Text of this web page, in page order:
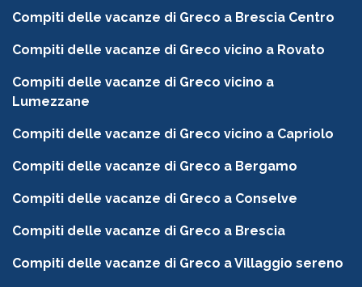
Compiti delle vacanze di Greco a Brescia Centro
Compiti delle vacanze di Greco vicino a Rovato
Compiti delle vacanze di Greco vicino a
Lumezzane
Compiti delle vacanze di Greco vicino a Capriolo
Compiti delle vacanze di Greco a Bergamo
Compiti delle vacanze di Greco a Conselve
Compiti delle vacanze di Greco a Brescia
Compiti delle vacanze di Greco a Villaggio sereno